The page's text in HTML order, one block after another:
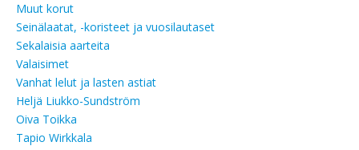
Muut korut
Seinälaatat, -koristeet ja vuosilautaset
Sekalaisia aarteita
Valaisimet
Vanhat lelut ja lasten astiat
Heljä Liukko-Sundström
Oiva Toikka
Tapio Wirkkala